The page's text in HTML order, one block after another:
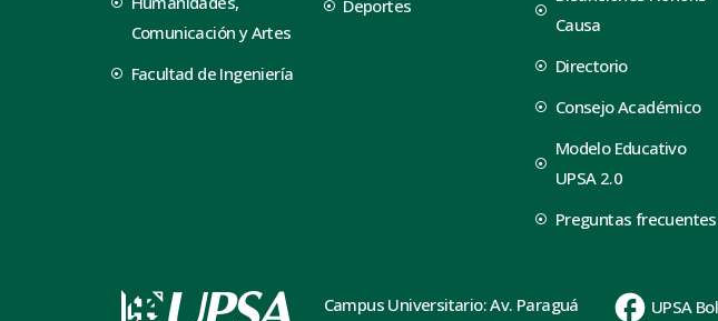
Comunicación y Artes
Facultad de Ingeniería
Deportes
Causa
Directorio
Consejo Académico
Modelo Educativo
UPSA 2.0
Preguntas frecuentes
Campus Universitario: Av. Paraguá
UPSA